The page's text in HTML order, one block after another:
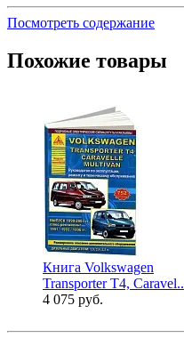
Посмотреть содержание
Похожие товары
Книга Volkswagen
Transporter T4, Caravel..
4 075 руб.